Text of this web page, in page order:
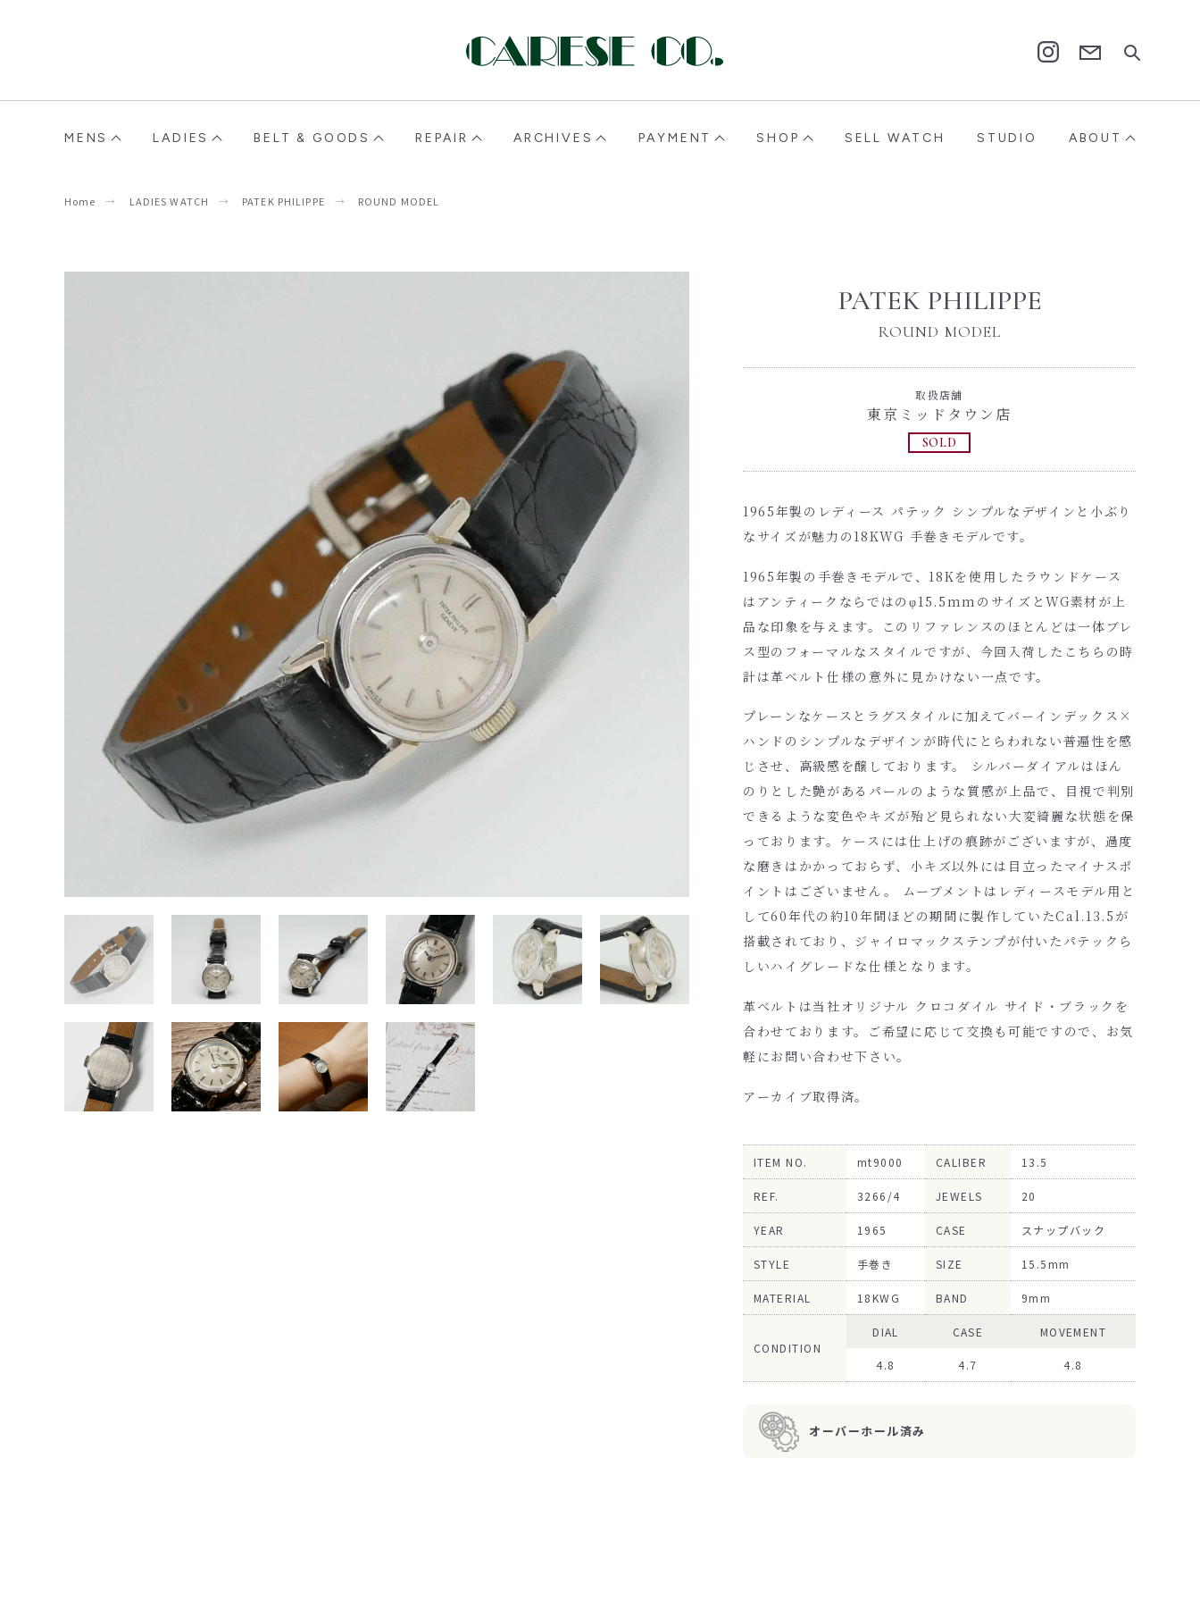
MENS LADIES BELT & GOODS REPAIR ARCHIVES PAYMENT SHOP SELL WATCH STUDIO ABOUT
Home LADIES WATCH PATEK PHILIPPE ROUND MODEL
PATEK PHILIPPE
ROUND MODEL
取扱店舗
東京ミッドタウン店
SOLD
1965年製のレディース パテック シンプルなデザインと小ぶり
なサイズが魅力の18KWG 手巻きモデルです。
1965年製の手巻きモデルで、18Kを使用したラウンドケース
はアンティークならではのφ15.5mmのサイズとWG素材が上
品な印象を与えます。このリファレンスのほとんどは一体ブレ
ス型のフォーマルなスタイルですが、今回入荷したこちらの時
計は革ベルト仕様の意外に見かけない一点です。
プレーンなケースとラグスタイルに加えてバーインデックス×
ハンドのシンプルなデザインが時代にとらわれない普遍性を感
じさせ、高級感を醸しております。 シルバーダイアルはほん
のりとした艶があるパールのような質感が上品で、目視で判別
できるような変色やキズが殆ど見られない大変綺麗な状態を保
っております。ケースには仕上げの痕跡がございますが、過度
な磨きはかかっておらず、小キズ以外には目立ったマイナスポ
イントはございません。 ムーブメントはレディースモデル用と
して60年代の約10年間ほどの期間に製作していたCal.13.5が
搭載されており、ジャイロマックステンプが付いたパテックら
しいハイグレードな仕様となります。
革ベルトは当社オリジナル クロコダイル サイド・ブラックを
合わせております。ご希望に応じて交換も可能ですので、お気
軽にお問い合わせ下さい。
アーカイブ取得済。
ITEM NO. mt9000 CALIBER 13.5
REF. 3266/4 JEWELS 20
YEAR 1965 CASE スナップバック
STYLE 手巻き SIZE 15.5mm
MATERIAL 18KWG BAND 9mm
CONDITION
DIAL CASE MOVEMENT
4.8 4.7 4.8
オーバーホール済み